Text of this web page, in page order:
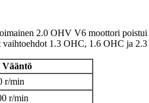
2.0 OHV V6 moottori
1.3 OHC, 1.6 OHC ja
Vääntö
r/min
r/min